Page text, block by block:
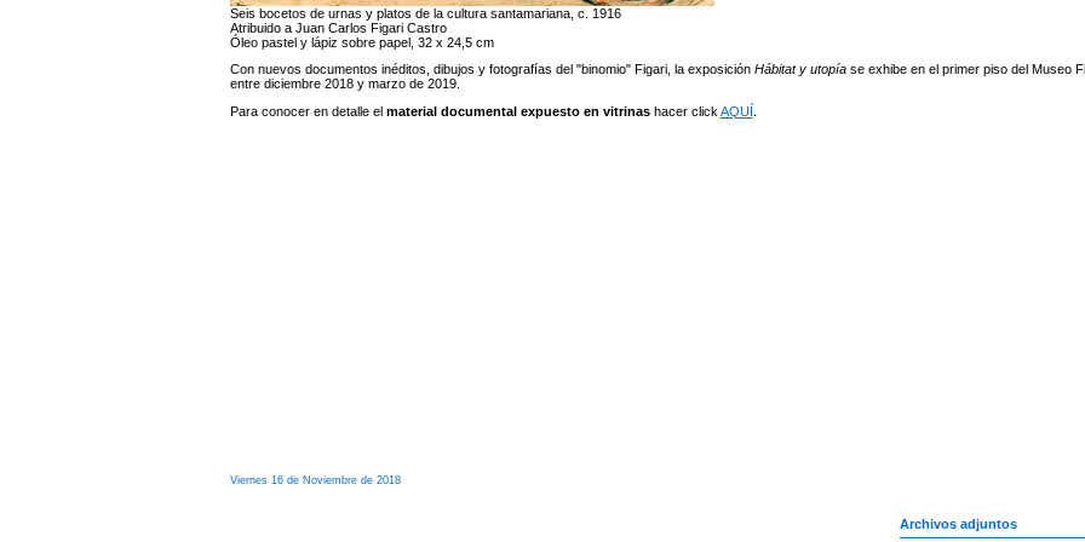
Seis bocetos de urnas y platos de la cultura santamariana, c. 1916
Atribuido a Juan Carlos Figari Castro
Óleo pastel y lápiz sobre papel, 32 x 24,5 cm
Con nuevos documentos inéditos, dibujos y fotografías del "binomio" Figari, la exposición Hábitat y utopíase exhibe en el primer piso del Museo
entre diciembre 2018 y marzo de 2019.
Para conocer en detalle el material documental expuesto en vitrinashacer click AQUÍ
Viernes 16 de Noviembre de 2018
Archivos adjuntos